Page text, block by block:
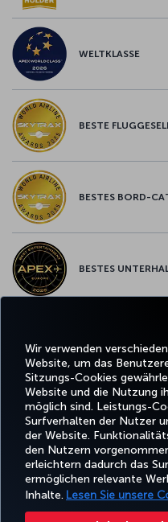
Wir verwenden
Website, um das
Sitzungs-Cookies
Website und die Nutzung
möglich sind. Leistungs-
Surfverhalten der Nutzer
der Website.
den Nutzern
erleichtern dadurch das
ermöglichen relevante
Inhalte. Lesen Sie unsere
WELTKLASSE
BESTE
BESTES BORD-
BESTES
Facebook
Twitter
BUCHEN
UND
VERWALTEN
ERLEBNIS